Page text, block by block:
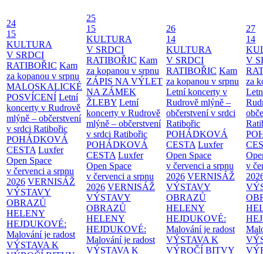
24
15
KULTURA
V SRDCI
RATIBOŘIC Kam
za kopanou v srpnu
MALOSKALICKÉ
POSVÍCENÍ Letní
koncerty v Rudrově
mlýně – občerstvení
v srdci Ratibořic
POHÁDKOVÁ
CESTA Luxfer
Open Space
v červenci a srpnu
2026 VERNISÁŽ
VÝSTAVY
OBRAZŮ
HELENY
HEJDUKOVÉ:
Malování je radost
VÝSTAVA K
25
15
KULTURA
V SRDCI
RATIBOŘIC Kam
za kopanou v srpnu
ZÁPIS NA VÝLET
NA ZÁMEK
ŽLEBY Letní
koncerty v Rudrově
mlýně – občerstvení
v srdci Ratibořic
POHÁDKOVÁ
CESTA Luxfer
Open Space
v červenci a srpnu
2026 VERNISÁŽ
VÝSTAVY
OBRAZŮ
HELENY
HEJDUKOVÉ:
Malování je radost
VÝSTAVA K
26
14
KULTURA
V SRDCI
RATIBOŘIC Kam
za kopanou v srpnu
Letní koncerty v
Rudrově mlýně –
občerstvení v srdci
Ratibořic
POHÁDKOVÁ
CESTA Luxfer
Open Space
v červenci a srpnu
2026 VERNISÁŽ
VÝSTAVY
OBRAZŮ
HELENY
HEJDUKOVÉ:
Malování je radost
VÝSTAVA K
VÝROČÍ BITVY
27
14
V
za
v